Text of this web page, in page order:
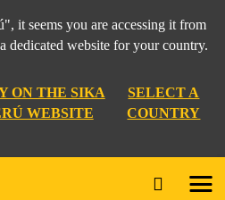
it seems you are accessing it from
dedicated website for your country.
ON THE SIKA
WEBSITE
SELECT A
COUNTRY